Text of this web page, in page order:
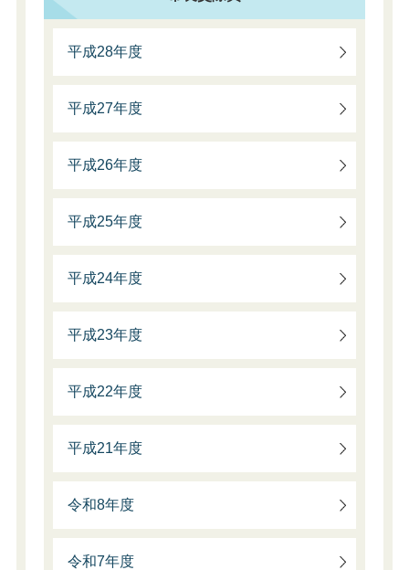
平成28年度
平成27年度
平成26年度
平成25年度
平成24年度
平成23年度
平成22年度
平成21年度
令和8年度
令和7年度